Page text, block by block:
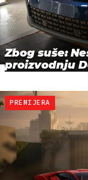
Zbog suše:
proizvodnju
PREMIJERA